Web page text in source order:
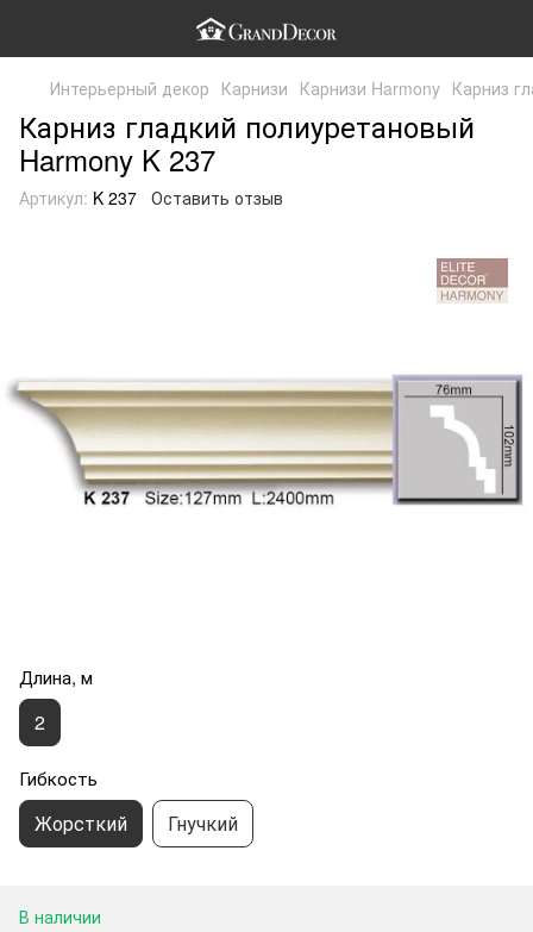
Интерьерный декор Карнизи Карнизи Harmony Карниз
Карниз гладкий полиуретановый
Harmony K 237
Артикул: K 237 Оставить отзыв
Длина, м
2
Гибкость
Жорсткий Гнучкий
В наличии